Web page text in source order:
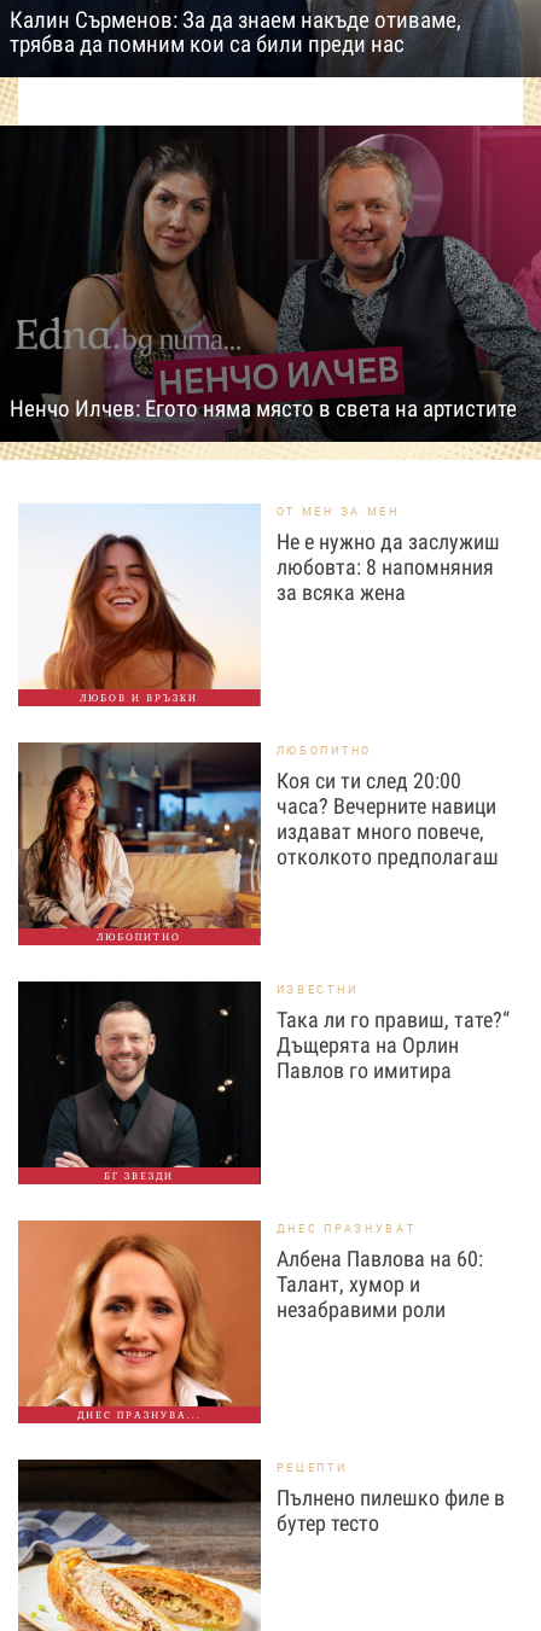
Калин Сърменов: За да знаем накъде отиваме,
трябва да помним кои са били преди нас
Ненчо Илчев: Егото няма място в света на артистите
ЛЮБОВ И ВРЪЗКИ
ОТ МЕН ЗА МЕН
Не е нужно да заслужиш
любовта: 8 напомняния
за всяка жена
ЛЮБОПИТНО
ЛЮБОПИТНО
Коя си ти след 20:00
часа? Вечерните навици
издават много повече,
отколкото предполагаш
БГ ЗВЕЗДИ
ИЗВЕСТНИ
Така ли го правиш, тате?“
Дъщерята на Орлин
Павлов го имитира
ДНЕС ПРАЗНУВА...
ДНЕС ПРАЗНУВАТ
Албена Павлова на 60:
Талант, хумор и
незабравими роли
РЕЦЕПТИ
Пълнено пилешко филе в
бутер тесто